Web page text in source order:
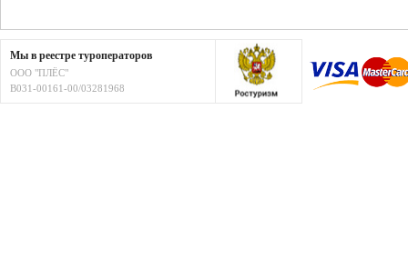
Мы в реестре туроператоров
ООО "ПЛЁС"
В031-00161-00/03281968